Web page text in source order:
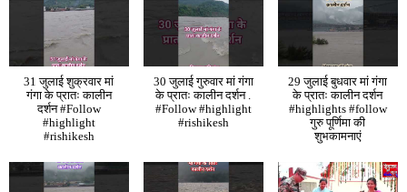
31 जुलाई शुक्रवार मां
गंगा के प्रातः कालीन
दर्शन #Follow
#highlight
#rishikesh
30 जुलाई गुरुवार मां गंगा
के प्रातः कालीन दर्शन .
#Follow #highlight
#rishikesh
29 जुलाई बुधवार मां गंगा
के प्रातः कालीन दर्शन
#highlights #follow
गुरु पूर्णिमा की
शुभकामनाएं